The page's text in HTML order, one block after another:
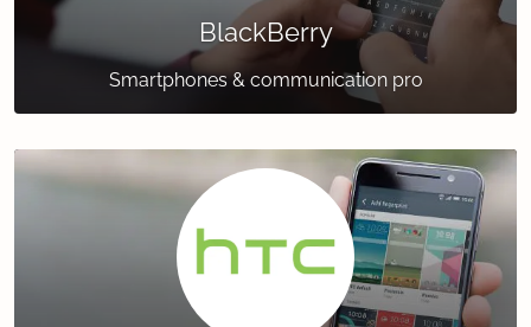
BlackBerry
Smartphones & communication pro